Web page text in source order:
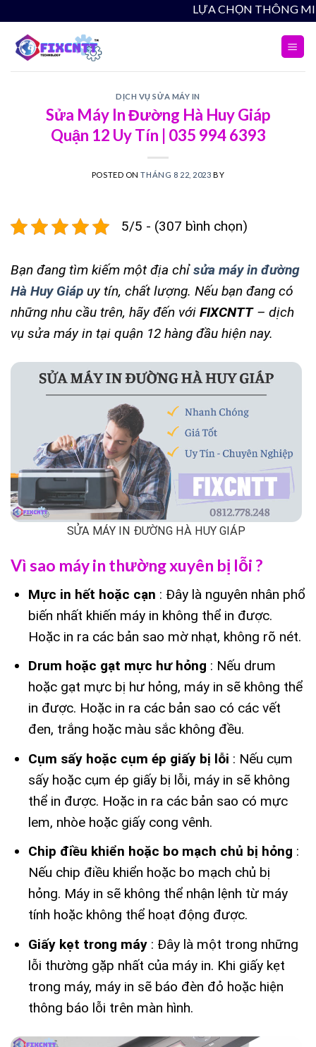
to
content
LỰA
DỊCH VỤ SỬA MÁY IN
Sửa Máy In Đường Hà Huy Giáp
Quận 12 Uy Tín | 035 994 6393
POSTED ONTHÁNG 8 22, 2023 BY
5/5 - (307 bình chọn)
Bạn đang tìm kiếm một địa chỉsửa máy in đường
Hà Huy Giáp uy tín, chất lượng. Nếu bạn đang có
những nhu cầu trên, hãy đến với FIXCNTT– dịch
vụ sửa máy in tại quận 12 hàng đầu hiện nay.
SỬA MÁY IN ĐƯỜNG HÀ HUY GIÁP
Vì sao máy in thường xuyên bị lỗi ?
Mực in hết hoặc cạn : Đây là nguyên nhân phổ
biến nhất khiến máy in không thể in được.
Hoặc in ra các bản sao mờ nhạt, không rõ nét.
Drum hoặc gạt mực hư hỏng : Nếu drum
hoặc gạt mực bị hư hỏng, máy in sẽ không thể
in được. Hoặc in ra các bản sao có các vết
đen, trắng hoặc màu sắc không đều.
Cụm sấy hoặc cụm ép giấy bị lỗi : Nếu cụm
sấy hoặc cụm ép giấy bị lỗi, máy in sẽ không
thể in được. Hoặc in ra các bản sao có mực
lem, nhòe hoặc giấy cong vênh.
Chip điều khiển hoặc bo mạch chủ bị hỏng :
Nếu chip điều khiển hoặc bo mạch chủ bị
hỏng. Máy in sẽ không thể nhận lệnh từ máy
tính hoặc không thể hoạt động được.
Giấy kẹt trong máy: Đây là một trong những
lỗi thường gặp nhất của máy in. Khi giấy kẹt
trong máy, máy in sẽ báo đèn đỏ hoặc hiện
thông báo lỗi trên màn hình.